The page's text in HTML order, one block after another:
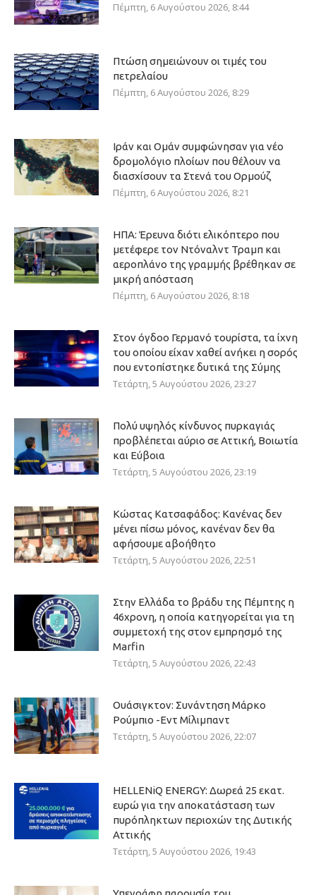
Πέμπτη, 6 Αυγούστου 2026, 8:44
Πτώση σημειώνουν οι τιμές του
πετρελαίου
Πέμπτη, 6 Αυγούστου 2026, 8:29
Ιράν και Ομάν συμφώνησαν για νέο
δρομολόγιο πλοίων που θέλουν να
διασχίσουν τα Στενά του Ορμούζ
Πέμπτη, 6 Αυγούστου 2026, 8:21
ΗΠΑ: Έρευνα διότι ελικόπτερο που
μετέφερε τον Ντόναλντ Τραμπ και
αεροπλάνο της γραμμής βρέθηκαν σε
μικρή απόσταση
Πέμπτη, 6 Αυγούστου 2026, 8:18
Στον όγδοο Γερμανό τουρίστα, τα ίχνη
του οποίου είχαν χαθεί ανήκει η σορός
που εντοπίστηκε δυτικά της Σύμης
Τετάρτη, 5 Αυγούστου 2026, 23:27
Πολύ υψηλός κίνδυνος πυρκαγιάς
προβλέπεται αύριο σε Αττική, Βοιωτία
και Εύβοια
Τετάρτη, 5 Αυγούστου 2026, 23:19
Κώστας Κατσαφάδος: Κανένας δεν
μένει πίσω μόνος, κανέναν δεν θα
αφήσουμε αβοήθητο
Τετάρτη, 5 Αυγούστου 2026, 22:51
Στην Ελλάδα το βράδυ της Πέμπτης η
46χρονη, η οποία κατηγορείται για τη
συμμετοχή της στον εμπρησμό της
Marfin
Τετάρτη, 5 Αυγούστου 2026, 22:43
Ουάσιγκτον: Συνάντηση Μάρκο
Ρούμπιο -Εντ Μίλιμπαντ
Τετάρτη, 5 Αυγούστου 2026, 22:07
HELLENiQ ENERGY: Δωρεά 25 εκατ.
ευρώ για την αποκατάσταση των
πυρόπληκτων περιοχών της Δυτικής
Αττικής
Τετάρτη, 5 Αυγούστου 2026, 19:43